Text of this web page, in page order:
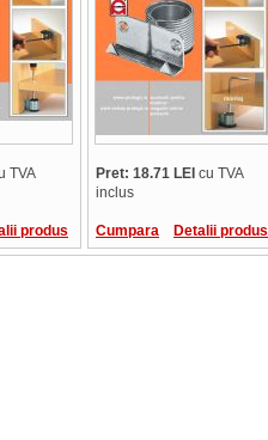
TVA
produs
Pret: 18.71 LEI cu TVA
inclus
Cumpara Detalii produs